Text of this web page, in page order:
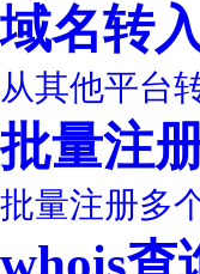
域名转入
从其他平台
批量注
批量注册多